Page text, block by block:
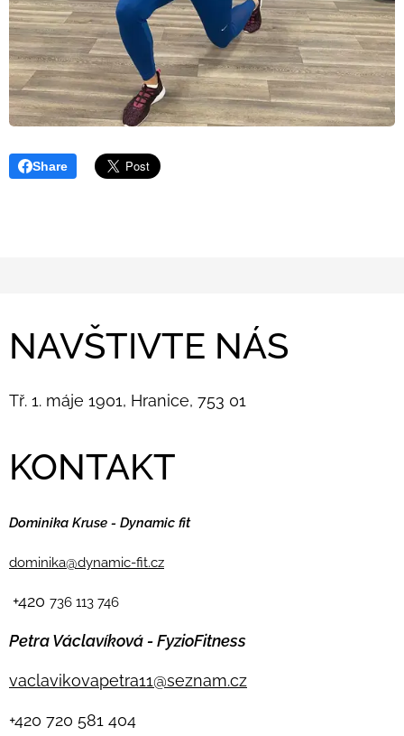
Share
NAVŠTIVTE NÁS
Tř. 1. máje 1901, Hranice, 753 01
KONTAKT
Dominika Kruse - Dynamic fit
dominika@dynamic-fit.cz
+420 736 113 746
Petra Václavíková - FyzioFitness
vaclavikovapetra11@seznam.cz
+420 720 581 404